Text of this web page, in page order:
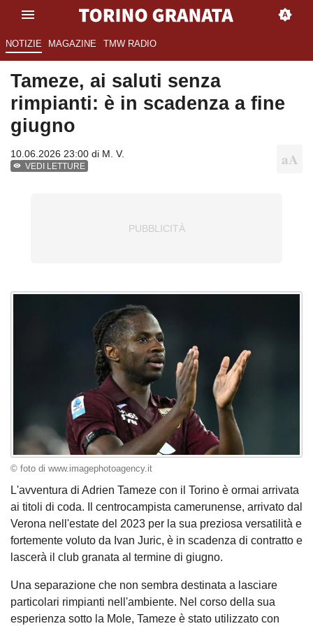
NOTIZIE MAGAZINE TMW RADIO
Tameze, ai saluti senza
rimpianti: è in scadenza a fine
giugno
10.06.2026 23:00 di M. V.
VEDI LETTURE
© foto di www.imagephotoagency.it
L'avventura di Adrien Tameze con il Torino è ormai arrivata
ai titoli di coda. Il centrocampista camerunense, arrivato dal
Verona nell'estate del 2023 per la sua preziosa versatilità e
fortemente voluto da Ivan Juric, è in scadenza di contratto e
lascerà il club granata al termine di giugno.
Una separazione che non sembra destinata a lasciare
particolari rimpianti nell'ambiente. Nel corso della sua
esperienza sotto la Mole, Tameze è stato utilizzato con